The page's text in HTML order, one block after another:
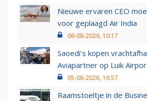
Nieuwe ervaren CEO
voor geplaagd Air India
06-08-2026, 10:17
Saoedi’s kopen
Aviapartner op Luik
05-08-2026, 16:57
Raamstoeltje in de